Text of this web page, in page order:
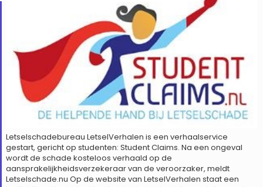
Letselschadebureau LetselVerhalen is een verhaalservice
gestart, gericht op studenten: Student Claims. Na een ongeval
wordt de schade kosteloos verhaald op de
aansprakelijkheidsverzekeraar van de veroorzaker, meldt
Letselschade.nu Op de website van LetselVerhalen staat een